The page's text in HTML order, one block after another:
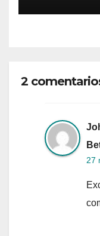
2
27